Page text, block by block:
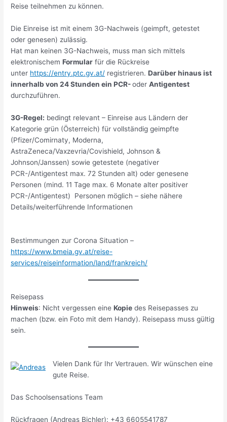
Reise teilnehmen zu können.
Die Einreise ist mit einem 3G-Nachweis (geimpft, getestet
oder genesen) zulässig.
Hat man keinen 3G-Nachweis, muss man sich mittels
elektronischemFormular für die Rückreise
unter https://entry.ptc.gv.at/ registrieren.Darüber hinaus ist
innerhalb von 24 Stunden ein PCR-oderAntigentest
durchzuführen.
3G-Regel: bedingt relevant – Einreise aus Ländern der
Kategorie grün (Österreich) für vollständig geimpfte
(Pfizer/Comirnaty, Moderna,
AstraZeneca/Vaxzevria/Covishield, Johnson &
Johnson/Janssen) sowie getestete (negativer
PCR-/Antigentest max. 72 Stunden alt) oder genesene
Personen (mind. 11 Tage max. 6 Monate alter positiver
PCR-/Antigentest) Personen möglich – siehe nähere
Details/weiterführende Informationen
Bestimmungen zur Corona Situation –
https://www.bmeia.gv.at/reise-
services/reiseinformation/land/frankreich/
Reisepass
Hinweis: Nicht vergessen eineKopie des Reisepasses zu
machen (bzw. ein Foto mit dem Handy). Reisepass muss gültig
sein.
Vielen Dank für Ihr Vertrauen. Wir wünschen eine
gute Reise.
Das Schoolsensations Team
Rückfragen (Andreas Bichler): +43 6605541787